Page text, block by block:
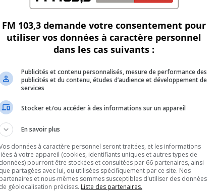
devenir un espace commercial avec des espaces de
pour se manifester.
pour la réhabiliter.
originaux pour reconstruire en respectant
de ce dossier.
n’avait plus de vocation et avait été mis en vente
FM 103,3 demande votre consentement pour
utiliser vos données à caractère personnel
dans les cas suivants :
Publicités et contenu personnalisés, mesure de performance des
publicités et du contenu, études d’audience et développement de
services
Stocker et/ou accéder à des informations sur un appareil
En savoir plus
données à caractère personnel seront traitées, et les informations
liées à votre appareil (cookies, identifiants uniques et autres types de
données) pourront être stockées et consultées par 66 partenaires, ainsi
que partagées avec lui, ou utilisées spécifiquement par ce site. Nos
partenaires et nous-mêmes sommes susceptibles d'utiliser des données
de géolocalisation précises. Liste des partenaires.